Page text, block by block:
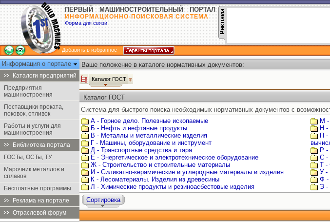
ПЕРВЫЙ МАШИНОСТРОИТЕЛЬНЫЙ ПОРТАЛ
ИНФОРМАЦИОННО-ПОИСКОВАЯ СИСТЕМА
Форма для связи
Добавить в избранное
Информация о портале
Каталоги предприятий
Предприятия
машиностроения
Поставщики проката,
поковок, отливок
Работы и услуги для
машиностроения
Библиотека портала
ГОСТы, ОСТы, ТУ
Марочник металлов и
сплавов
Бесплатные программы
Реклама на портале
Отраслевой форум
Ваше положение в каталоге нормативных документов:
Каталог ГОСТ
Каталог ГОСТ
Система для быстрого поиска необходимых нормативных документов с
А - Горное дело. Полезные ископаемые
Б - Нефть и нефтяные продукты
В - Металлы и металлические изделия
Г - Машины, оборудование и инструмент
Д - Транспортные средства и тара
Е - Энергетическое и электротехническое оборудование
Ж - Строительство и строительные материалы
И - Силикатно-керамические и углеродные материалы и изделия
К - Лесоматериалы. Изделия из древесины
Л - Химические продукты и резиноасбестовые изделия
М -
Н -
П -
Р -
С -
Т -
У -
Ф -
Э -
Сортировка